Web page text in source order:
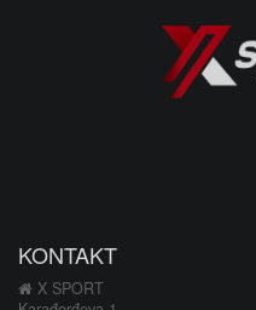
KONTAKT
X SPORT